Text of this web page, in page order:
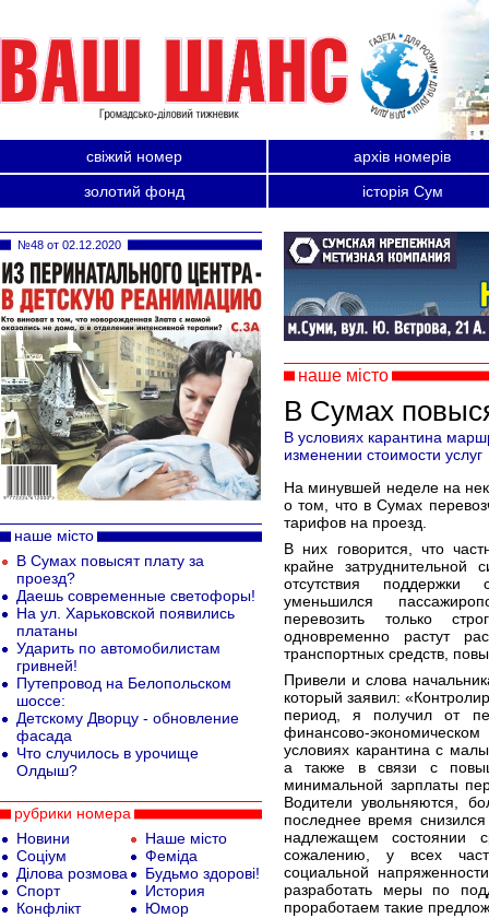
свіжий номер
архів номерів
золотий фонд
історія Сум
наше місто
В Сумах
В условиях карантина
изменении стоимости услуг
На минувшей неделе на
о том, что в Сумах
тарифов на проезд.
В них говорится, что
крайне затруднительной
отсутствия поддержки
уменьшился
перевозить только
одновременно растут
транспортных средств,
Привели и слова
который заявил:
период, я получил от
финансово-
условиях карантина с
а также в связи с
минимальной зарплаты
Водители увольняются,
последнее время
надлежащем состоянии
сожалению, у всех
социальной
разработать меры по
проработаем такие
№48 от 02.12.2020
наше місто
В Сумах повысят плату за
проезд?
Даешь современные светофоры!
На ул. Харьковской появились
платаны
Ударить по автомобилистам
гривней!
Путепровод на Белопольском
шоссе:
Детскому Дворцу - обновление
фасада
Что случилось в урочище
Олдыш?
рубрики номера
Новини
Соціум
Ділова розмова
Спорт
Конфлікт
Наше місто
Феміда
Будьмо здорові!
История
Юмор